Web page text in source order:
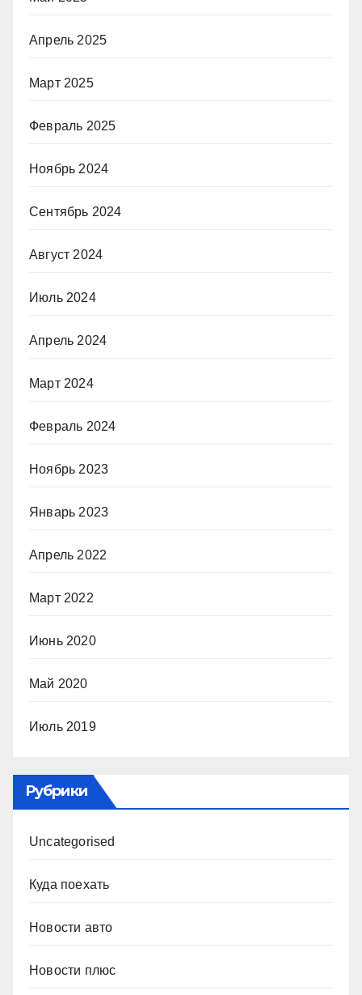
Апрель 2025
Март 2025
Февраль 2025
Ноябрь 2024
Сентябрь 2024
Август 2024
Июль 2024
Апрель 2024
Март 2024
Февраль 2024
Ноябрь 2023
Январь 2023
Апрель 2022
Март 2022
Июнь 2020
Май 2020
Июль 2019
Рубрики
Uncategorised
Куда поехать
Новости авто
Новости плюс